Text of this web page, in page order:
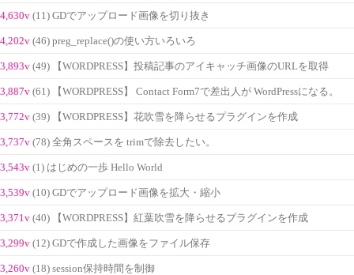
4,630v (11) GDでアップロード画像を切り抜き
4,202v (46) preg_replace()の使い方いろいろ
3,893v (49) 【WORDPRESS】投稿記事のアイキャッチ画像のURLを取得
3,887v (61) 【WORDPRESS】 Contact Form7で差出人が WordPressになる。
3,772v (39) 【WORDPRESS】花吹雪を降らせるプラグインを作成
3,737v (78) 全角スペースを trimで除去したい。
3,543v (1) はじめの一歩 Hello World
3,539v (10) GDでアップロード画像を拡大・縮小
3,371v (40) 【WORDPRESS】紅葉吹雪を降らせるプラグインを作成
3,299v (12) GDで作成した画像をファイル保存
3,260v (18) session保持時間を制御